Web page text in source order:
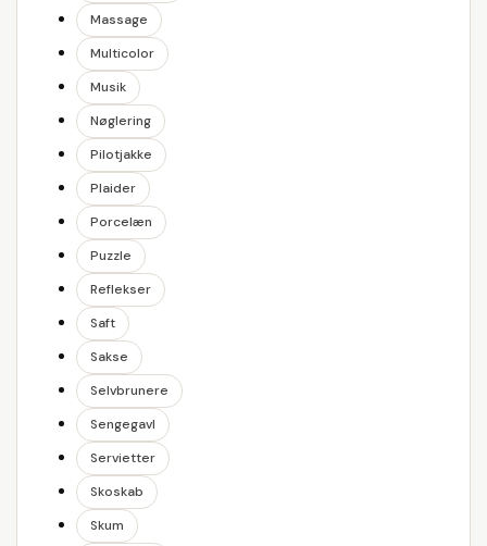
Massage
Multicolor
Musik
Nøglering
Pilotjakke
Plaider
Porcelæn
Puzzle
Reflekser
Saft
Sakse
Selvbrunere
Sengegavl
Servietter
Skoskab
Skum